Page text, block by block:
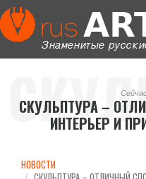
СКУЛЬПТУРА –
ИНТЕРЬЕР И
НОВОСТИ